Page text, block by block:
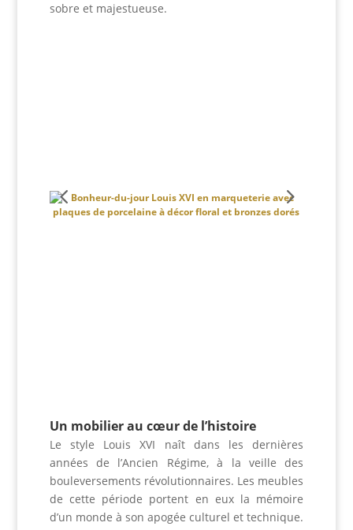
sobre et majestueuse.
Un mobilier au cœur de l’histoire
Le style Louis XVI naît dans les dernières
années de l’Ancien Régime, à la veille des
bouleversements révolutionnaires. Les meubles
de cette période portent en eux la mémoire
d’un monde à son apogée culturel et technique.